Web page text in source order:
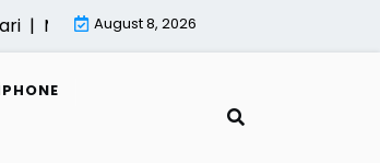
|Mimari Render Ve Surdurulebilir
August 8, 2026